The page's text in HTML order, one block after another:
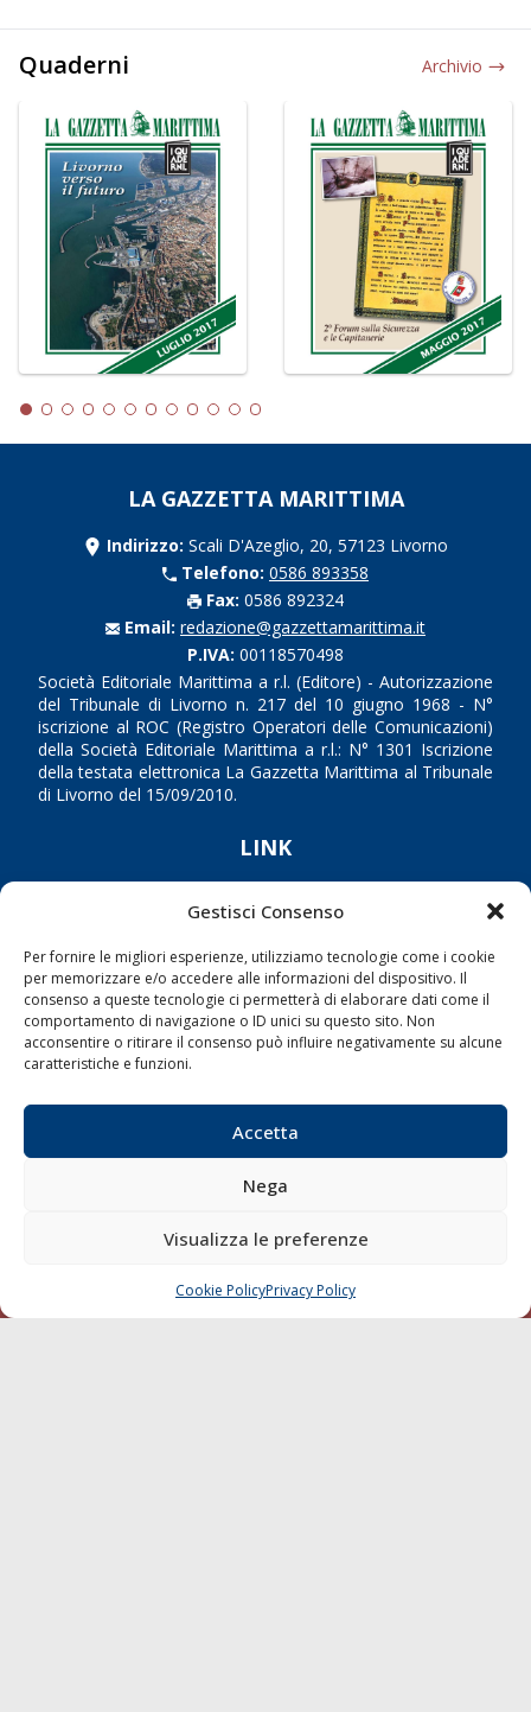
Gestisci Consenso
Per fornire le migliori esperienze, utilizziamo tecnologie come i cookie
per memorizzare e/o accedere alle informazioni del dispositivo. Il
consenso a queste tecnologie ci permetterà di elaborare dati come il
comportamento di navigazione o ID unici su questo sito. Non
acconsentire o ritirare il consenso può influire negativamente su alcune
caratteristiche e funzioni.
Accetta
Nega
Visualizza le preferenze
Cookie PolicyPrivacy Policy
Quaderni Archivio
LA GAZZETTA MARITTIMA
Indirizzo: Scali D'Azeglio, 20, 57123 Livorno
Telefono: 0586 893358
Fax: 0586 892324
Email: redazione@gazzettamarittima.it
P.IVA: 00118570498
Società Editoriale Marittima a r.l. (Editore) - Autorizzazione
del Tribunale di Livorno n. 217 del 10 giugno 1968 - N°
iscrizione al ROC (Registro Operatori delle Comunicazioni)
della Società Editoriale Marittima a r.l.: N° 1301 Iscrizione
della testata elettronica La Gazzetta Marittima al Tribunale
di Livorno del 15/09/2010.
LINK
Shipping
Trasporti
Varie
Sostenibilità
Diporto
Chi siamo
SEGUI
CHIAMA SCRIVI